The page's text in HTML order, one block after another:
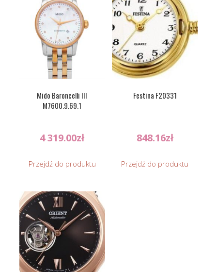
Mido Baroncelli III
M7600.9.69.1
4 319.00zł
Przejdź do produktu
Festina F20331
848.16zł
Przejdź do produktu